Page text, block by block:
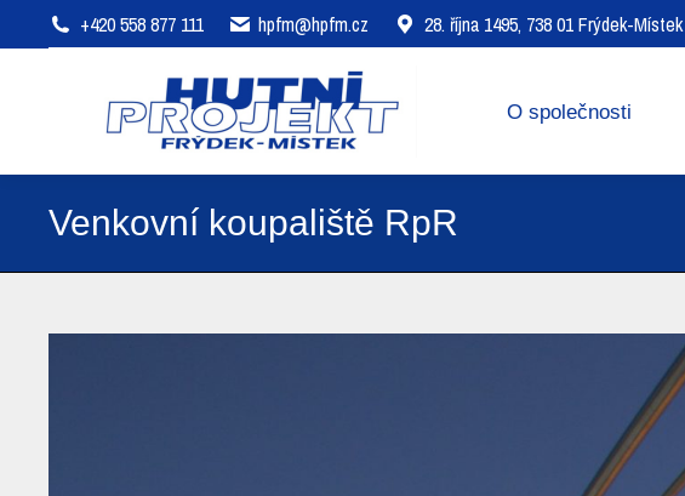
+420 558 877 111 hpfm@hpfm.cz 28. října 1495, 738 01 Frýdek-Místek
O společnosti
Venkovní koupaliště RpR
O společnosti Oblasti působení